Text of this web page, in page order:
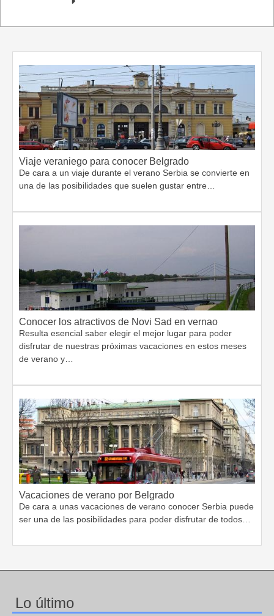
Viaje veraniego para conocer Belgrado
De cara a un viaje durante el verano Serbia se convierte en
una de las posibilidades que suelen gustar entre…
Conocer los atractivos de Novi Sad en vernao
Resulta esencial saber elegir el mejor lugar para poder
disfrutar de nuestras próximas vacaciones en estos meses
de verano y…
Vacaciones de verano por Belgrado
De cara a unas vacaciones de verano conocer Serbia puede
ser una de las posibilidades para poder disfrutar de todos…
Lo último